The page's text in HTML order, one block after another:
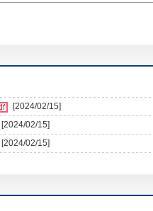
[2024/02/15]
[2024/02/15]
[2024/02/15]